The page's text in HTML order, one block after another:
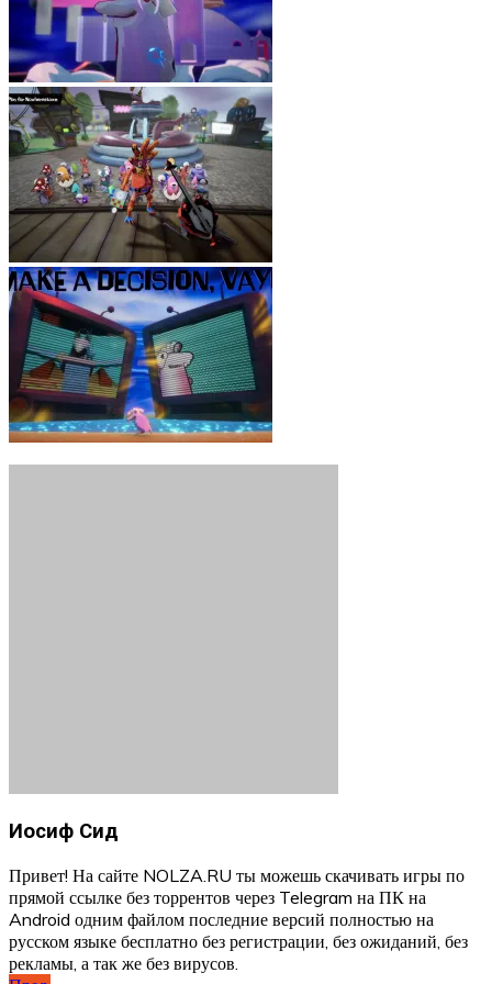
Иосиф Сид
Привет! На сайте NOLZA.RU ты можешь скачивать игры по
прямой ссылке без торрентов через Telegram на ПК на
Android одним файлом последние версий полностью на
русском языке бесплатно без регистрации, без ожиданий, без
рекламы, а так же без вирусов.